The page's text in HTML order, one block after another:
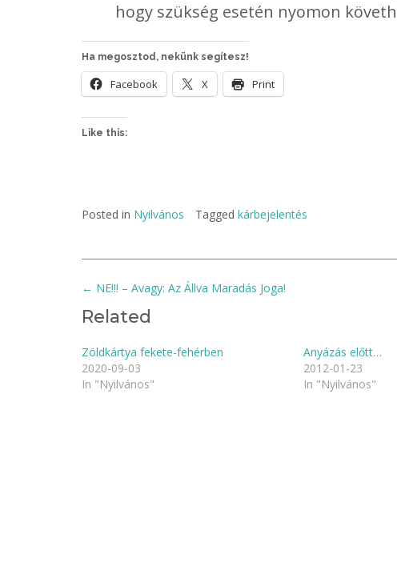
hogy szükség esetén nyomon
Ha megosztod, nekünk segítesz!
Facebook X Print
Like this:
Posted in Nyilvános Tagged kárbejelentés
Post
← NE!!! – Avagy: Az Állva Maradás Joga!
Related
Zöldkártya fekete-fehérben
2020-09-03
In "Nyilvános"
Anyázás előtt…
2012-01-23
In "Nyilvános"